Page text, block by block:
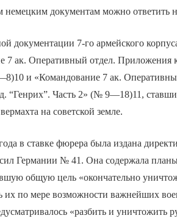
документам можно ответить
документации 7-го армейского
7 ак. Оперативный отдел. Приложения
и «Командование 7 ак.
“Генрих”. Часть 2» (№ 9—18)11,
на советской земле.
в ставке фюрера была издана
Германии № 41. Она содержала
общую цель «окончательно
по мере возможности важнейших
«разбить и уничтожить